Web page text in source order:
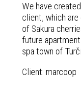
We have
client, which
of Sakura
future
spa town of
Client: marcoop